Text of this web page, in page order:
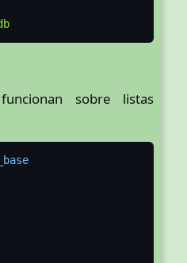
sobre listas